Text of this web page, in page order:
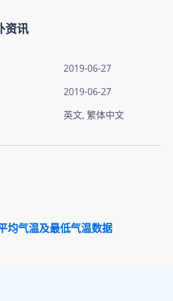
资讯
2019-06-27
2019-06-27
英文, 繁体中文
均气温及最低气温数据